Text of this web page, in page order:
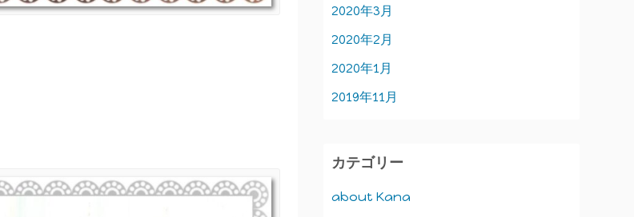
2020年3月
2020年2月
2020年1月
2019年11月
カテゴリー
about Kana